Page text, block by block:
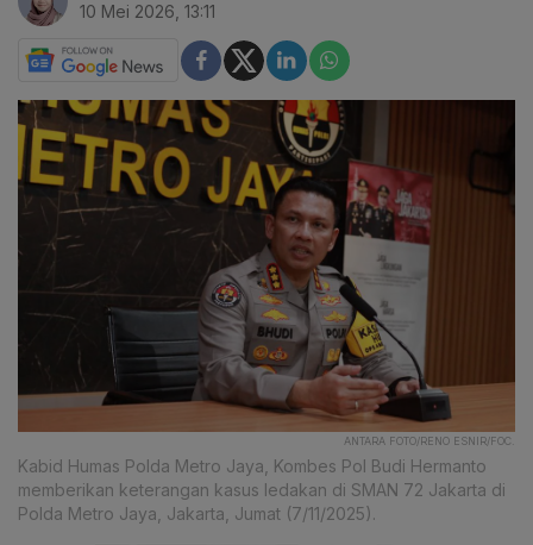
10 Mei 2026, 13:11
ANTARA FOTO/RENO ESNIR/FOC.
Kabid Humas Polda Metro Jaya, Kombes Pol Budi Hermanto
memberikan keterangan kasus ledakan di SMAN 72 Jakarta di
Polda Metro Jaya, Jakarta, Jumat (7/11/2025).